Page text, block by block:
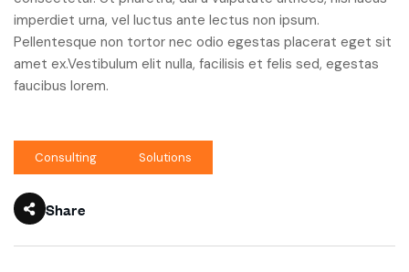
imperdiet urna, vel luctus ante lectus non ipsum.
Pellentesque non tortor nec odio egestas placerat eget sit
amet ex.Vestibulum elit nulla, facilisis et felis sed, egestas
faucibus lorem.
Consulting Solutions
Share